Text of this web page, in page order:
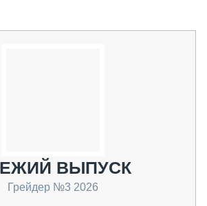
ВЫПУСК
Грейдер №3 2026